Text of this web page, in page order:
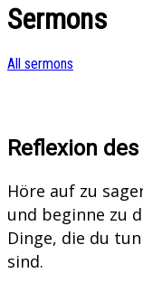
Sermons
All sermons
Reflexion
Höre auf zu
und beginne zu
Dinge, die du
sind.